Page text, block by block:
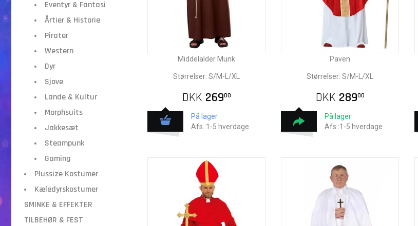
Eventyr & Fantasi
Årtier & Historie
Pirater
Western
Dyr
Sjove
Lande & Kultur
Morphsuits
Jakkesæt
Steampunk
Gaming
Plussize Kostumer
Kæledyrskostumer
SMINKE & EFFEKTER
TILBEHØR & FEST
Middelalder Munk
Størrelser: S/M-L/XL
DKK 26900
På lager
Afs.:1-5 hverdage
Paven
Størrelser: S/M-L/XL
DKK 28900
På lager
Afs.:1-5 hverdage